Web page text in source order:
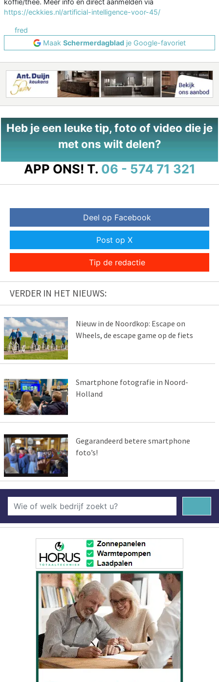
koffie/thee. Meer info en direct aanmelden via
https://eckkies.nl/artificial-intelligence-voor-45/
fred
Maak Schermerdagblad je Google-favoriet
Heb je een leuke tip, foto of video die je
met ons wilt delen?
APP ONS! T. 06 - 574 71 321
Deel op Facebook
Post op X
Tip de redactie
VERDER IN HET NIEUWS:
Nieuw in de Noordkop: Escape on
Wheels, de escape game op de fiets
Smartphone fotografie in Noord-
Holland
Gegarandeerd betere smartphone
foto’s!